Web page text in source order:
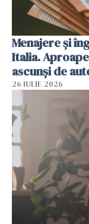
Menajere și
Italia.
ascunși de
26 IULIE 2026